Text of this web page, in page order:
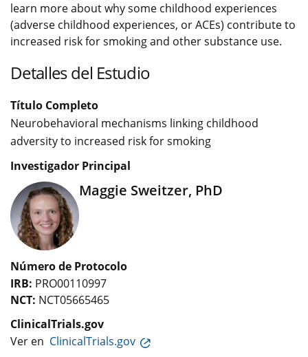
learn more about why some childhood experiences
(adverse childhood experiences, or ACEs) contribute to
increased risk for smoking and other substance use.
Detalles del Estudio
Título Completo
Neurobehavioral mechanisms linking childhood
adversity to increased risk for smoking
Investigador Principal
Maggie Sweitzer, PhD
Número de Protocolo
IRB: PRO00110997
NCT: NCT05665465
ClinicalTrials.gov
Ver en ClinicalTrials.gov